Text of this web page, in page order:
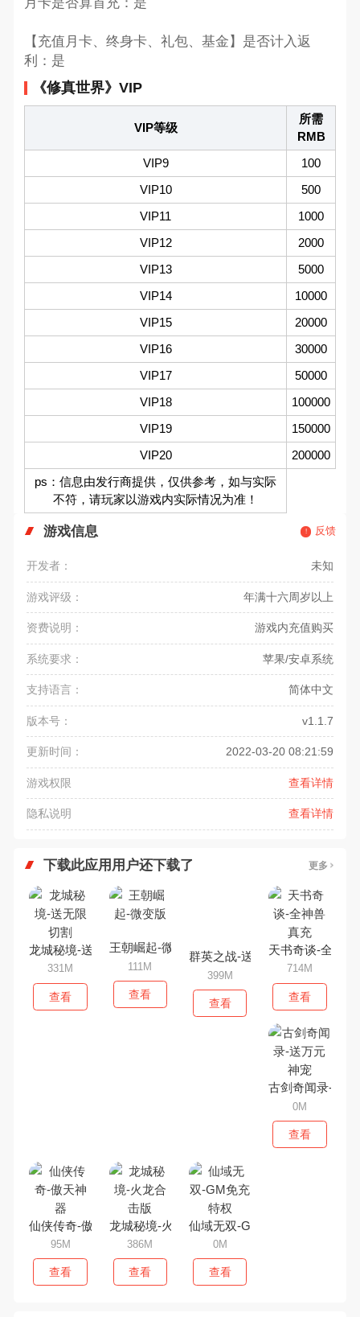
【充值月卡、终身卡、礼包、基金】是否计入返
利：是
《修真世界》VIP
VIP等级
所需
RMB
VIP9
100
VIP10
500
VIP11
1000
VIP12
2000
VIP13
5000
VIP14
10000
VIP15
20000
VIP16
30000
VIP17
50000
VIP18
100000
VIP19
150000
VIP20
200000
ps：信息由发行商提供，仅供参考，如与实际
不符，请玩家以游戏内实际情况为准！
游戏信息 反馈
开发者： 未知
游戏评级： 年满十六周岁以上
资费说明： 游戏内充值购买
系统要求： 苹果/安卓系统
支持语言： 简体中文
版本号： v1.1.7
更新时间： 2022-03-20 08:21:59
游戏权限 查看详情
隐私说明 查看详情
下载此应用用户还下载了 更多
龙城秘境-送无限切割
331M
查看
王朝崛起-微变版
111M
查看
群英之战-送GM无限充
399M
查看
天书奇谈-全神兽
714M
查看
古剑奇闻录-送万
0M
查看
仙侠传奇-傲天神器
95M
查看
龙城秘境-火龙合击版
386M
查看
仙域无双-GM免充特权
0M
查看